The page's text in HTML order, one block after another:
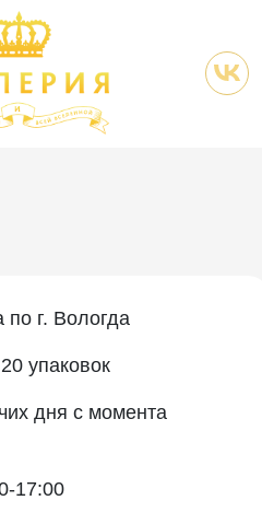
по г. Вологда
упаковок
дня с момента
17:00